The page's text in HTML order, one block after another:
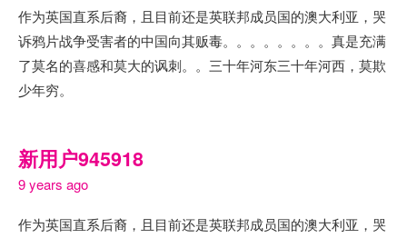
作为英国直系后裔，且目前还是英联邦成员国的澳大利亚，哭
诉鸦片战争受害者的中国向其贩毒。。。。。。。。真是充满
了莫名的喜感和莫大的讽刺。。三十年河东三十年河西，莫欺
少年穷。
新用户945918
9 years ago
作为英国直系后裔，且目前还是英联邦成员国的澳大利亚，哭